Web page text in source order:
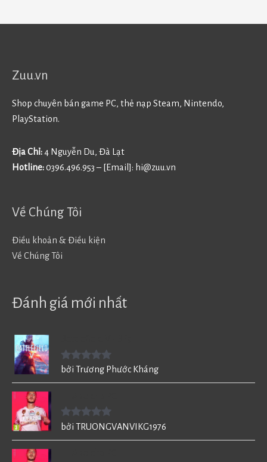
Zuu.vn
Shop chuyên bán game PC, thẻ nạp Steam, Nintendo,
PlayStation.
Địa Chỉ:4 Nguyễn Du, Đà Lạt
Hotline:0396.496.953 – [Email]: hi@zuu.vn
Về Chúng Tôi
Điều khoản & Điều kiện
Về Chúng Tôi
Đánh giá mới nhất
Được xếp
bởi Trương Phước Kháng
Được xếp
bởi TRUONGVANVIKG1976